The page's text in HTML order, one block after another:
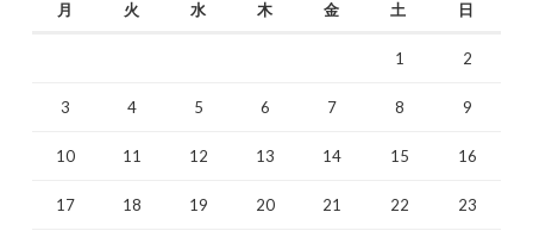
月 火 水 木 金 土 日
1 2
3 4 5 6 7 8 9
10 11 12 13 14 15 16
17 18 19 20 21 22 23